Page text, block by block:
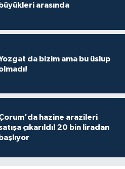
büyükleri arasında
da bizim ama bu üslup
hazine arazileri
çıkarıldı! 20 bin liradan
başlıyor